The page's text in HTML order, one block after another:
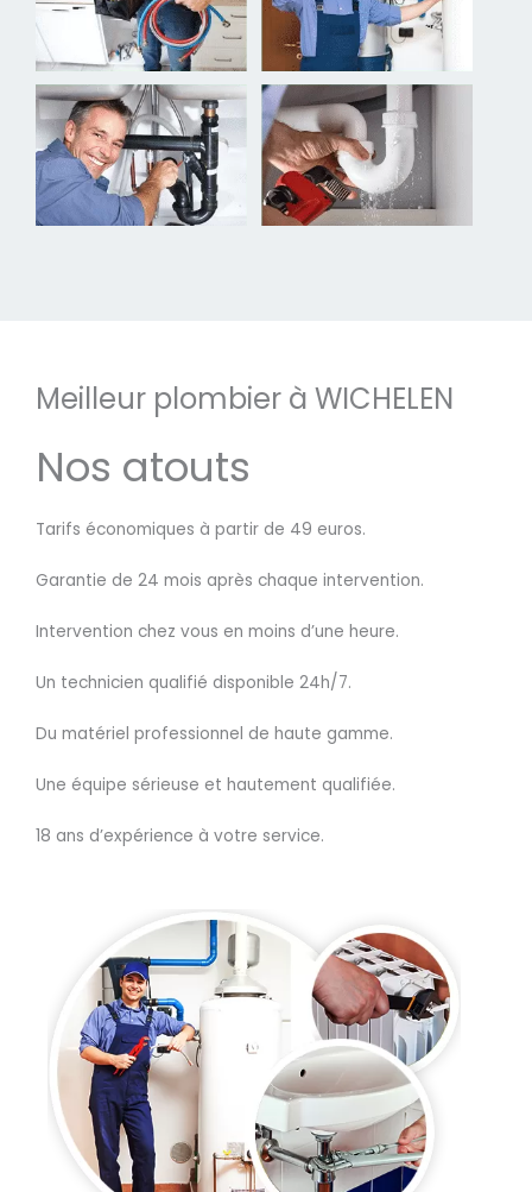
Meilleur plombier à WICHELEN
Nos atouts
Tarifs économiques à partir de 49 euros.
Garantie de 24 mois après chaque intervention.
Intervention chez vous en moins d’une heure.
Un technicien qualifié disponible 24h/7.
Du matériel professionnel de haute gamme.
Une équipe sérieuse et hautement qualifiée.
18 ans d’expérience à votre service.